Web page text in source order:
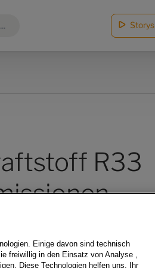
Storys
R33
Einige davon sind technisch
freiwillig in den Einsatz von Analyse ,
Diese Technologien helfen uns, Ihr